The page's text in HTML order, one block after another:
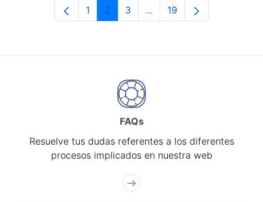
Página
1 Página
2 Página
3 ...Páginas intermedias Use
Página
19
FAQs
Resuelve tus dudas referentes a los diferentes
procesos implicados en nuestra web